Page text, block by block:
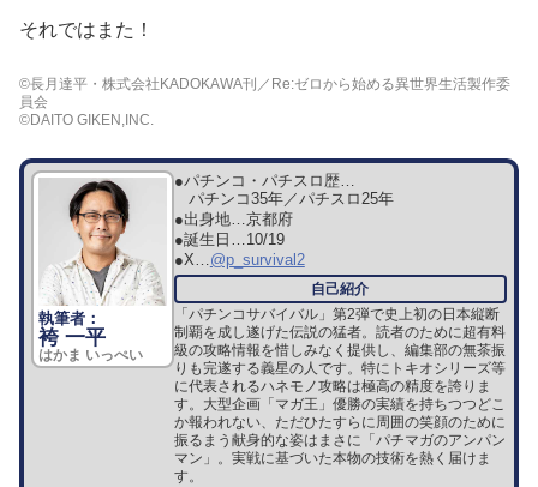
それではまた！
©長月達平・株式会社KADOKAWA刊／Re:ゼロから始める異世界生活製作委
員会
©DAITO GIKEN,INC.
袴 一平
はかま いっぺい
●パチンコ・パチスロ歴…
パチンコ35年／パチスロ25年
●出身地… 京都府
●誕生日… 10/19
●X… @p_survival2
「パチンコサバイバル」第2弾で史上初の日本縦断
制覇を成し遂げた伝説の猛者。読者のために超有料
級の攻略情報を惜しみなく提供し、編集部の無茶振
りも完遂する義星の人です。特にトキオシリーズ等
に代表されるハネモノ攻略は極高の精度を誇りま
す。大型企画「マガ王」優勝の実績を持ちつつどこ
か報われない、ただひたすらに周囲の笑顔のために
振るまう献身的な姿はまさに「パチマガのアンパン
マン」。実戦に基づいた本物の技術を熱く届けま
す。